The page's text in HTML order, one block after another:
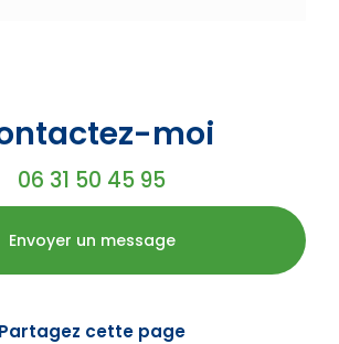
moi
06 31 50 45 95
Envoyer un message
Partagez cette page